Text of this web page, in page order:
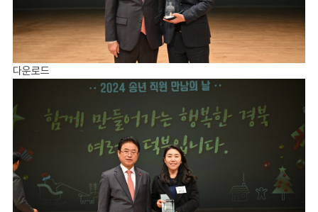
다운로드